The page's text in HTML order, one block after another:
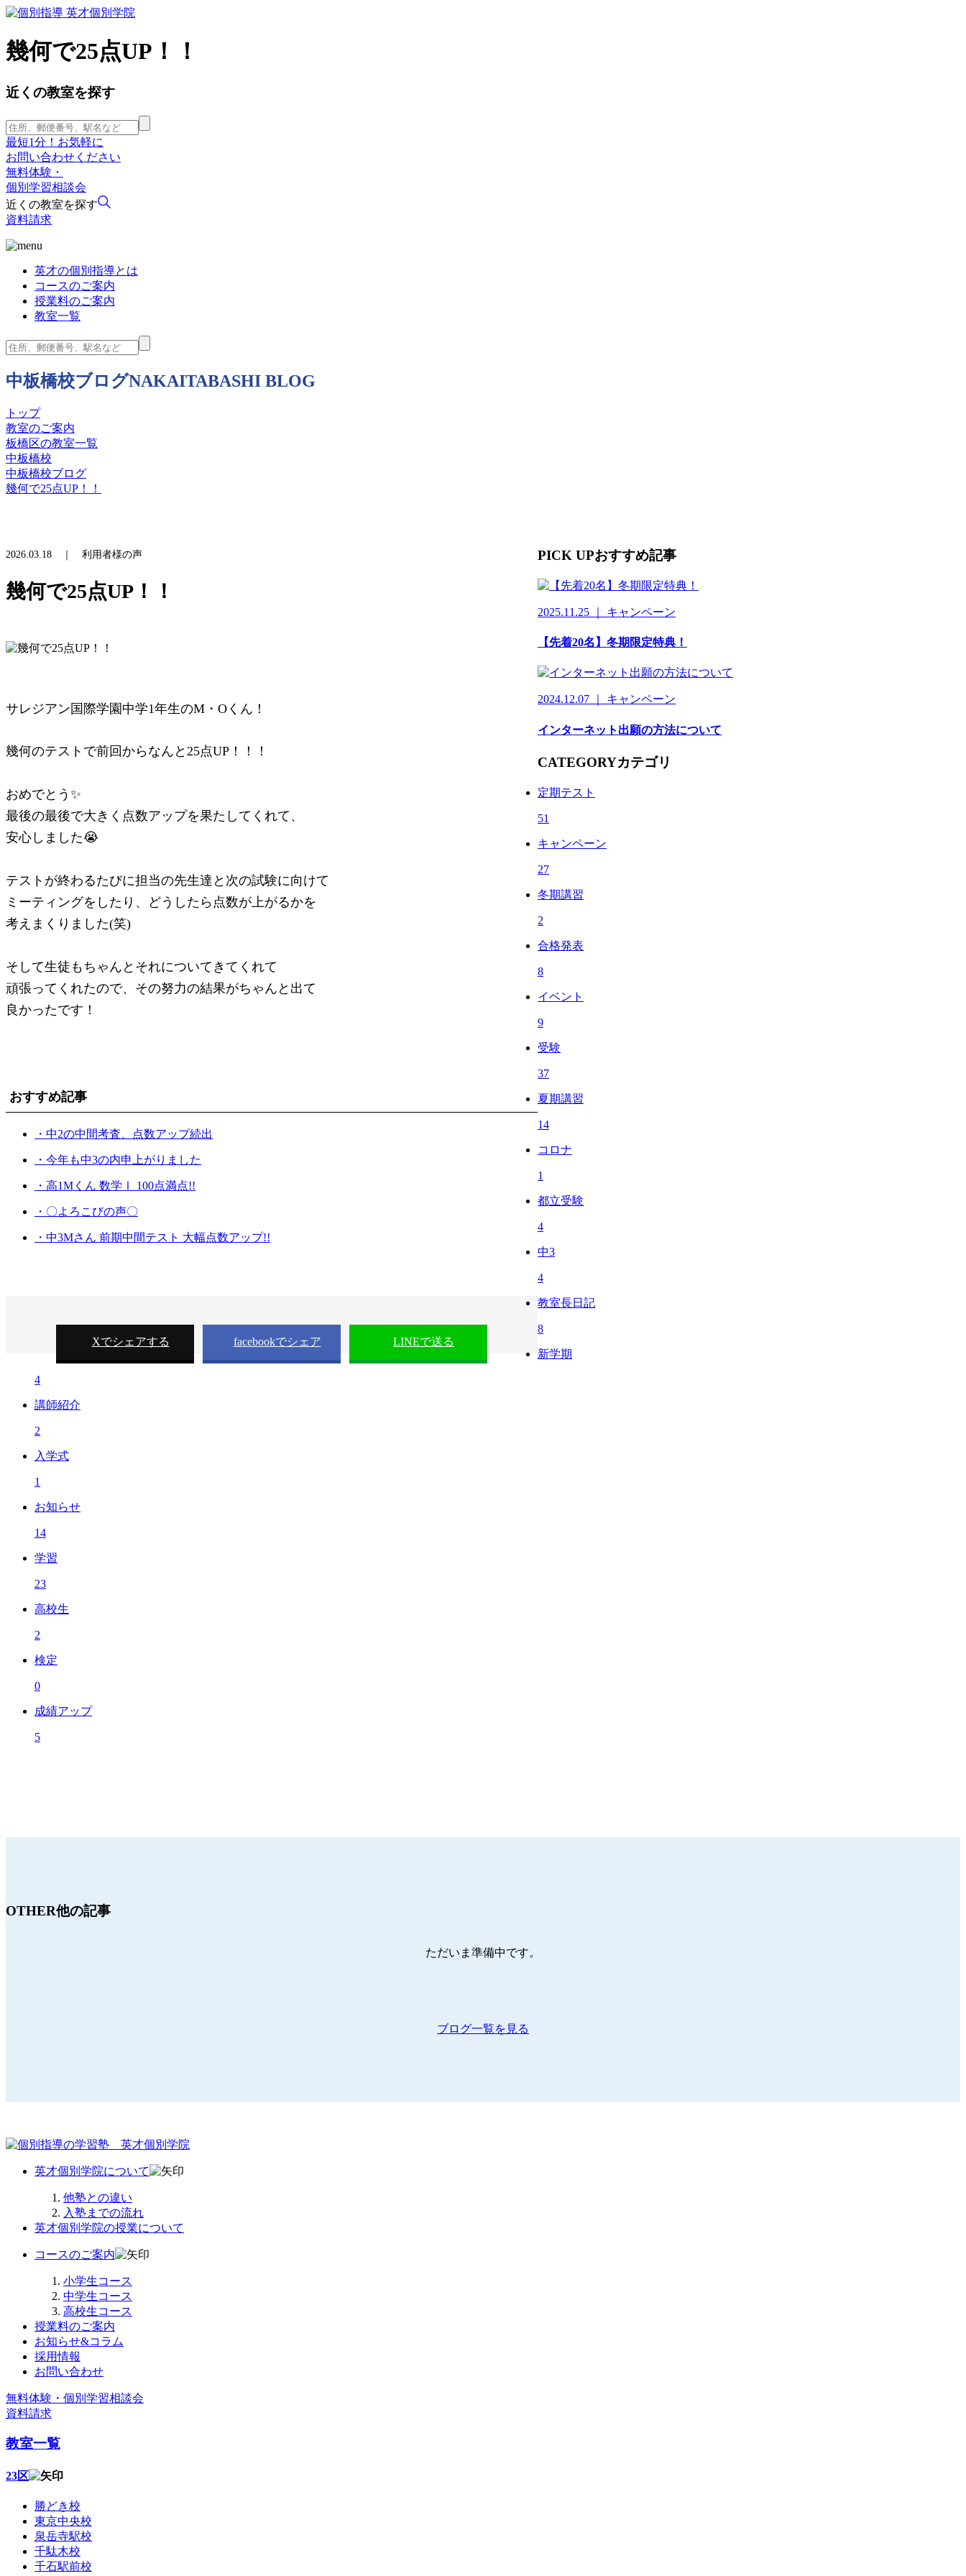
幾何で25点UP！！
近くの教室を探す
最短1分！お気軽に
お問い合わせください
無料体験・
個別学習相談会
近くの教室を探す
資料請求
英才の個別指導とは
コースのご案内
授業料のご案内
教室一覧
中板橋校ブログNAKAITABASHI BLOG
トップ
教室のご案内
板橋区の教室一覧
中板橋校
中板橋校ブログ
幾何で25点UP！！
2026.03.18 ｜ 利用者様の声
幾何で25点UP！！
サレジアン国際学園中学1年生のM・Oくん！
幾何のテストで前回からなんと25点UP！！！
おめでとう✨
最後の最後で大きく点数アップを果たしてくれて、
安心しました😭
テストが終わるたびに担当の先生達と次の試験に向けて
ミーティングをしたり、どうしたら点数が上がるかを
考えまくりました(笑)
そして生徒もちゃんとそれについてきてくれて
頑張ってくれたので、その努力の結果がちゃんと出て
良かったです！
おすすめ記事
・中2の中間考査、点数アップ続出
・今年も中3の内申上がりました
・高1Mくん 数学Ⅰ 100点満点!!
・〇よろこびの声〇
・中3Mさん 前期中間テスト 大幅点数アップ!!
Xでシェアする facebookでシェア LINEで送る
PICK UPおすすめ記事
2025.11.25 ｜ キャンペーン
【先着20名】冬期限定特典！
2024.12.07 ｜ キャンペーン
インターネット出願の方法について
CATEGORYカテゴリ
定期テスト
51
キャンペーン
27
冬期講習
2
合格発表
8
イベント
9
受験
37
夏期講習
14
コロナ
1
都立受験
4
中3
4
教室長日記
8
新学期
4
講師紹介
2
入学式
1
お知らせ
14
学習
23
高校生
2
検定
0
成績アップ
5
OTHER他の記事
ただいま準備中です。
ブログ一覧を見る
英才個別学院について
他塾との違い
入塾までの流れ
英才個別学院の授業について
コースのご案内
小学生コース
中学生コース
高校生コース
授業料のご案内
お知らせ&コラム
採用情報
お問い合わせ
無料体験・個別学習相談会
資料請求
教室一覧
23区
勝どき校
東京中央校
泉岳寺駅校
千駄木校
千石駅前校